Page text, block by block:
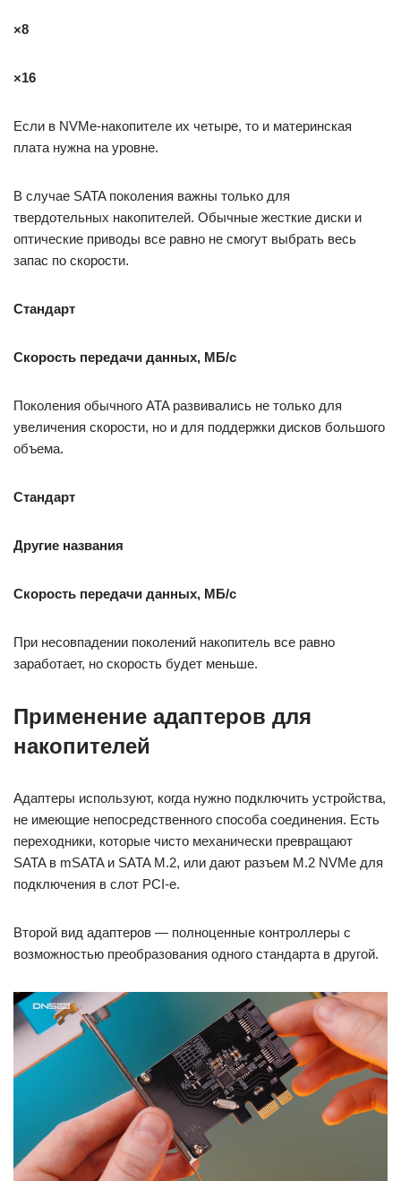
×8
×16
Если в NVMe-накопителе их четыре, то и материнская
плата нужна на уровне.
В случае SATA поколения важны только для
твердотельных накопителей. Обычные жесткие диски и
оптические приводы все равно не смогут выбрать весь
запас по скорости.
Стандарт
Скорость передачи данных, МБ/с
Поколения обычного ATA развивались не только для
увеличения скорости, но и для поддержки дисков большого
объема.
Стандарт
Другие названия
Скорость передачи данных, МБ/с
При несовпадении поколений накопитель все равно
заработает, но скорость будет меньше.
Применение адаптеров для
накопителей
Адаптеры используют, когда нужно подключить устройства,
не имеющие непосредственного способа соединения. Есть
переходники, которые чисто механически превращают
SATA в mSATA и SATA M.2, или дают разъем M.2 NVMe для
подключения в слот PCI-e.
Второй вид адаптеров — полноценные контроллеры с
возможностью преобразования одного стандарта в другой.